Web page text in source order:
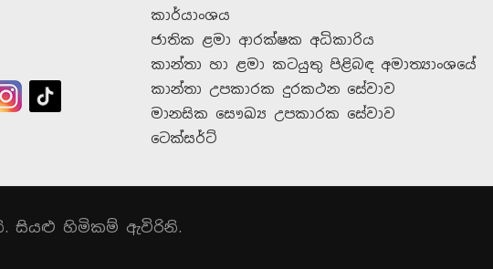
කාර්යාංශය
ජාතික ළමා ආරක්ෂක අධිකාරිය
කාන්තා හා ළමා කටයුතු පිළිබඳ අමාත්‍යාංශයේ
කාන්තා උපකාරක දුරකථන සේවාව
මානසික සෞඛ්‍ය උපකාරක සේවාව
ටෙක්සර්ට්
සියළු හිමිකම් ඇවිරිනි.